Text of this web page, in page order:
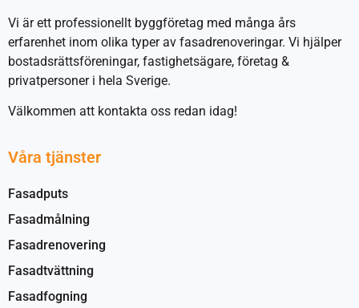
Vi är ett professionellt byggföretag med många års
erfarenhet inom olika typer av fasadrenoveringar. Vi hjälper
bostadsrättsföreningar, fastighetsägare, företag &
privatpersoner i hela Sverige.
Välkommen att kontakta oss redan idag!
Våra tjänster
Fasadputs
Fasadmålning
Fasadrenovering
Fasadtvättning
Fasadfogning